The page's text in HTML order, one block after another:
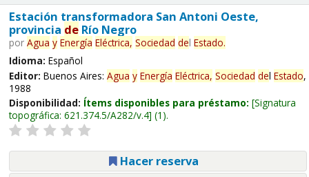
Estación transformadora San Antoni Oeste,
provincia deRío Negro
por Agua y Energía Eléctrica, Sociedad del Estado.
Idioma: Español
Editor: Buenos Aires: Agua y Energía Eléctrica, Sociedad del Estado,
1988
Disponibilidad: Ítems disponibles para préstamo: Signatura
topográfica: 621.374.5/A282/v.4 (1).
Hacer reserva